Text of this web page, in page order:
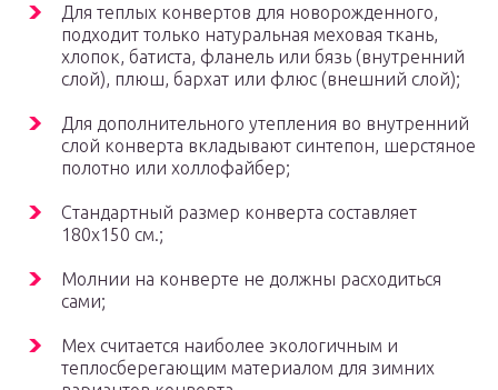
Для теплых конвертов для новорожденного,
подходит только натуральная меховая ткань,
хлопок, батиста, фланель или бязь (внутренний
слой), плюш, бархат или флюс (внешний слой);
Для дополнительного утепления во внутренний
слой конверта вкладывают синтепон, шерстяное
полотно или холлофайбер;
Стандартный размер конверта составляет
180х150 см.;
Молнии на конверте не должны расходиться
сами;
Мех считается наиболее экологичным и
теплосберегающим материалом для зимних